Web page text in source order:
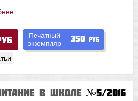
Печатный
экземпляр
350 руб
в школе №5/2016